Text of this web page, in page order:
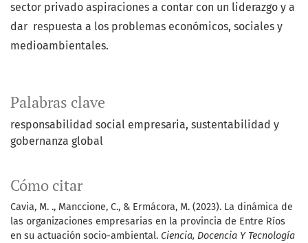
Palabras clave
responsabilidad social empresaria, sustentabilidad y
gobernanza global
Cómo citar
Cavia, M. ., Manccione, C., & Ermácora, M. (2023). La dinámica de
las organizaciones empresarias en la provincia de Entre Ríos
en su actuación socio-ambiental. Ciencia, Docencia Y Tecnología
sector privado aspiraciones a contar con un liderazgo y a
dar respuesta a los problemas económicos, sociales y
medioambientales.